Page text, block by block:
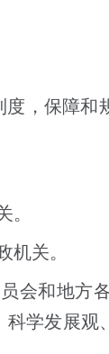
，保障和
。
机关。
会和地方
科学发展